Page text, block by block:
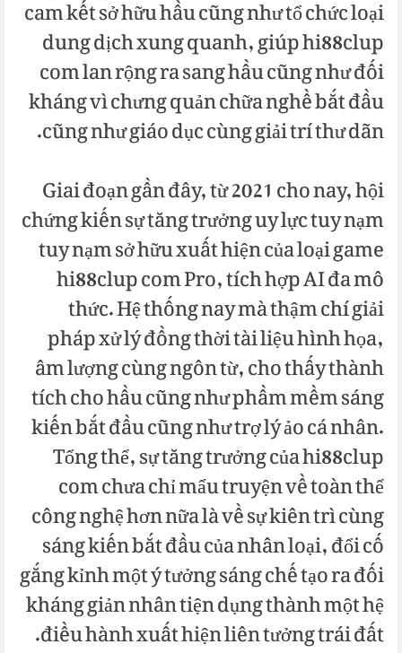
cam kết sở hữu hầu cũng như tổ chức loại
dung dịch xung quanh, giúp hi88clup
com lan rộng ra sang hầu cũng như đối
kháng vì chưng quản chữa nghề bắt đầu
cũng như giáo dục cùng giải trí thư dãn.
Giai đoạn gần đây, từ 2021 cho nay, hội
chứng kiến sự tăng trưởng uy lực tuy nạm
tuy nạm sở hữu xuất hiện của loại game
hi88clup com Pro, tích hợp AI đa mô
thức. Hệ thống nay mà thậm chí giải
pháp xử lý đồng thời tài liệu hình họa,
âm lượng cùng ngôn từ, cho thấy thành
tích cho hầu cũng như phầm mềm sáng
kiến bắt đầu cũng như trợ lý ảo cá nhân.
Tổng thể, sự tăng trưởng của hi88clup
com chưa chỉ mẩu truyện về toàn thể
công nghệ hơn nữa là về sự kiên trì cùng
sáng kiến bắt đầu của nhân loại, đổi cố
gắng kỉnh một ý tưởng sáng chế tạo ra đối
kháng giản nhân tiện dụng thành một hệ
điều hành xuất hiện liên tưởng trái đất.